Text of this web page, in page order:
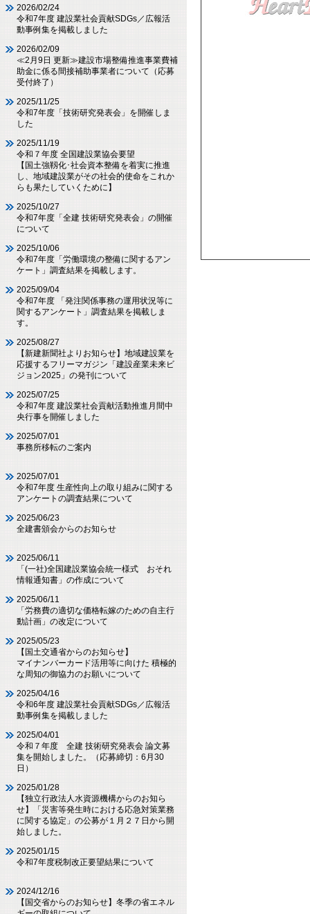
2026/02/24
令和7年度 建設業社会貢献SDGs／広報活
動事例集を掲載しました
2026/02/09
≪2月9日 更新≫建設市場整備推進事業費補
助金に係る間接補助事業者について（応募
受付終了）
2025/11/25
令和7年度「技術研究発表会」を開催しま
した
2025/11/19
令和７年度 全国建設業協会要望
【国土強靱化･社会資本整備を着実に推進
し、地域建設業がその社会的使命をこれか
らも果たしていくために】
2025/10/27
令和7年度「全建 技術研究発表会」の開催
について
2025/10/06
令和7年度「労働環境の整備に関するアン
ケート」調査結果を掲載します。
2025/09/04
令和7年度 「発注関係事務の運用状況等に
関するアンケート」調査結果を掲載しま
す。
2025/08/27
【新建新聞社よりお知らせ】地域建設業を
応援するフリーマガジン「建設産業未来ビ
ジョン2025」の発刊について
2025/07/25
令和7年度 建設業社会貢献活動推進月間中
央行事を開催しました
2025/07/01
事務所移転のご案内
2025/07/01
令和7年度 生産性向上の取り組みに関する
アンケートの調査結果について
2025/06/23
全建書頒会からのお知らせ
2025/06/11
「(一社)全国建設業協会統一様式 おそれ
情報通知書」の作成について
2025/06/11
「労務費の適切な価格転嫁のための自主行
動計画」の改定について
2025/05/23
【国土交通省からのお知らせ】
マイナンバーカード活用等に向けた 積極的
な周知の御協力のお願いについて
2025/04/16
令和6年度 建設業社会貢献SDGs／広報活
動事例集を掲載しました
2025/04/01
令和７年度 全建 技術研究発表会 論文募
集を開始しました。（応募締切：6月30
日）
2025/01/28
【独立行政法人水資源機構からのお知ら
せ】「災害等発生時における応急対策業務
に関する協定」の公募が１月２７日から開
始しました。
2025/01/15
令和7年度税制改正要望結果について
2024/12/16
【国交省からのお知らせ】冬季の省エネル